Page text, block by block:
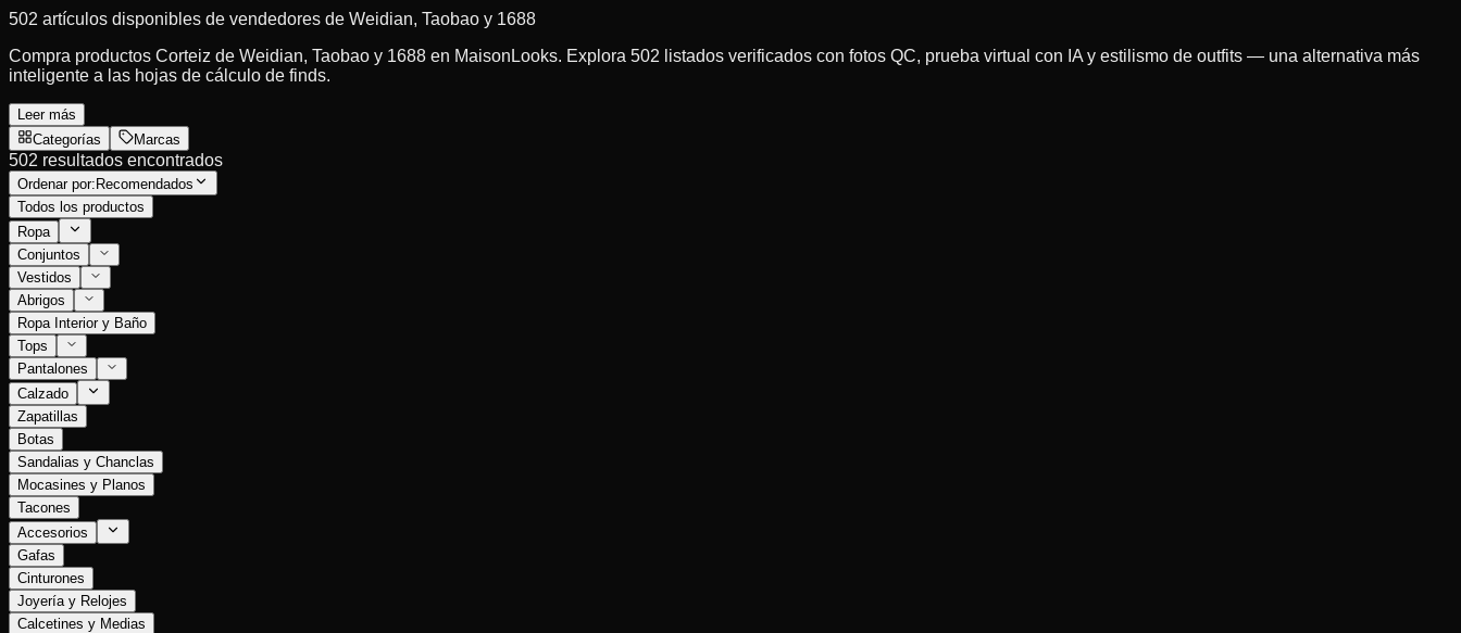
502 artículos disponibles de vendedores de Weidian, Taobao y 1688
Compra productos Corteiz de Weidian, Taobao y 1688 en MaisonLooks. Explora 502 listados verificados con fotos QC, prueba virtual con IA y estilismo de outfits — una alternativa más
inteligente a las hojas de cálculo de finds.
Leer más
Categorías
Marcas
502 resultados encontrados
Ordenar por: Recomendados
Todos los productos
Ropa
Conjuntos
Vestidos
Abrigos
Ropa Interior y Baño
Tops
Pantalones
Calzado
Zapatillas
Botas
Sandalias y Chanclas
Mocasines y Planos
Tacones
Accesorios
Gafas
Cinturones
Joyería y Relojes
Calcetines y Medias